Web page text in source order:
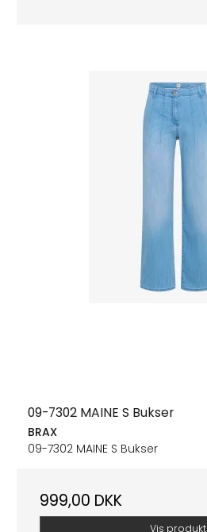
09-7302 MAINE S Bukser
BRAX
09-7302 MAINE S Bukser
999,00 DKK
Vis produkt